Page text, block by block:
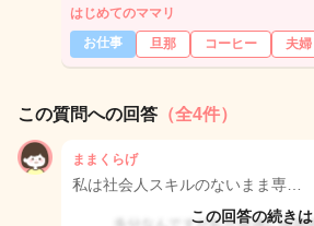
はじめてのママリ
お仕事
旦那 コーヒー 夫婦
この質問への回答 （全4件）
ままくらげ
私は社会人スキルのないまま専…
この回答の続きは